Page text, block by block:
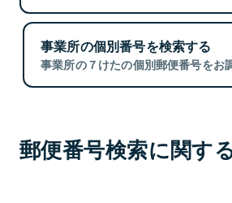
事業所の個別番号を検索する
事業所の７けたの個別郵便番号をお
郵便番号検索に関す